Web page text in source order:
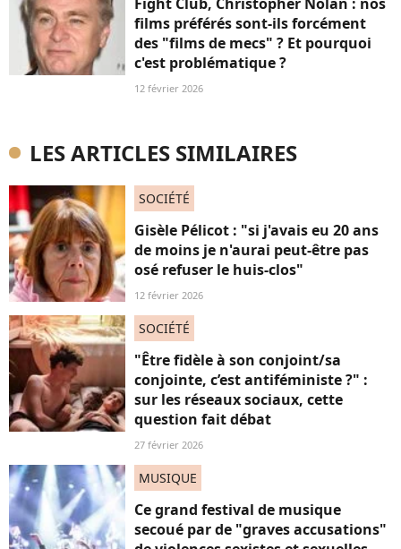
Fight Club, Christopher Nolan : nos
films préférés sont-ils forcément
des "films de mecs" ? Et pourquoi
c'est problématique ?
12 février 2026
LES ARTICLES SIMILAIRES
SOCIÉTÉ
Gisèle Pélicot : "si j'avais eu 20 ans
de moins je n'aurai peut-être pas
osé refuser le huis-clos"
12 février 2026
SOCIÉTÉ
"Être fidèle à son conjoint/sa
conjointe, c’est antiféministe ?" :
sur les réseaux sociaux, cette
question fait débat
27 février 2026
MUSIQUE
Ce grand festival de musique
secoué par de "graves accusations"